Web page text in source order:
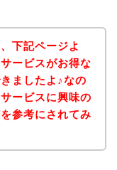
下記ページよ
ービスがお得な
ましたよ♪なの
ービスに興味の
参考にされてみ